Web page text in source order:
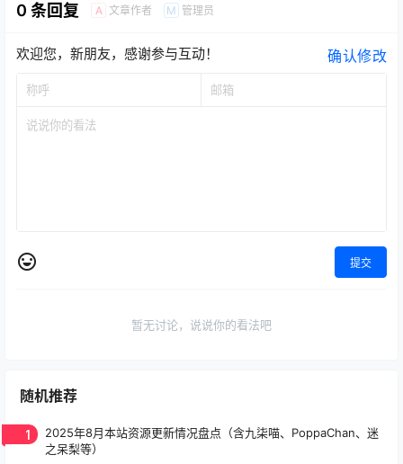
0 条回复 A 文章作者 M 管理员
欢迎您，新朋友，感谢参与互动！ 确认修改
提交
暂无讨论，说说你的看法吧
随机推荐
1
2025年8月本站资源更新情况盘点（含九柒喵、PoppaChan、迷
之呆梨等）